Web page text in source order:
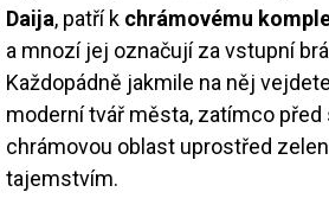
Daija, patří k chrámovému
a mnozí jej označují za vstupní
Každopádně jakmile na něj
moderní tvář města, zatímco před
chrámovou oblast uprostřed
tajemstvím.